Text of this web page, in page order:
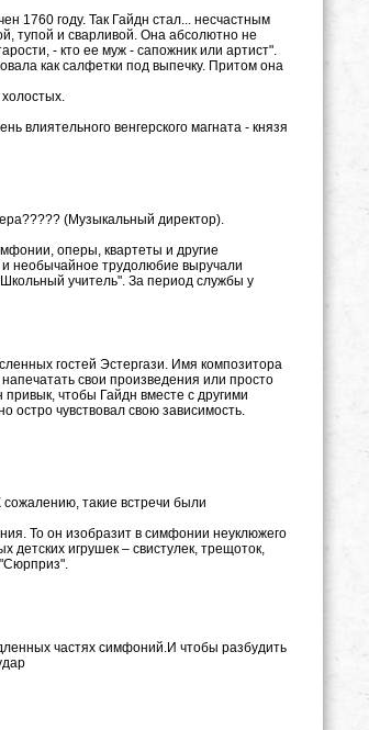
1760 году. Так Гайдн стал... несчастным
тупой и сварливой. Она абсолютно не
- кто ее муж - сапожник или артист".
как салфетки под выпечку. Притом она
влиятельного венгерского магната - князя
(Музыкальный директор).
оперы, квартеты и другие
необычайное трудолюбие выручали
учитель". За период службы у
гостей Эстергази. Имя композитора
свои произведения или просто
чтобы Гайдн вместе с другими
остро чувствовал свою зависимость.
сожалению, такие встречи были
То он изобразит в симфонии неуклюжего
детских игрушек – свистулек, трещоток,
частях симфоний.И чтобы разбудить